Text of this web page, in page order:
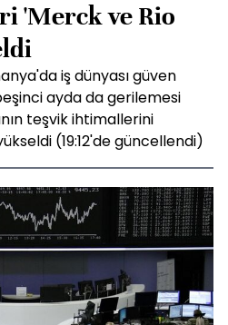
'Merck ve Rio
iş dünyası güven
ayda da gerilemesi
teşvik ihtimallerini
(19:12'de güncellendi)